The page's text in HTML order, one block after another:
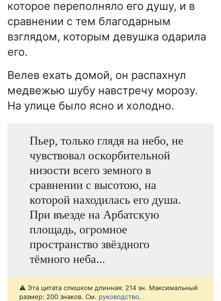
которое переполняло его душу, и в
сравнении с тем благодарным
взглядом, которым девушка одарила
его.
Велев ехать домой, он распахнул
медвежью шубу навстречу морозу.
На улице было ясно и холодно.
Пьер, только глядя на небо, не
чувствовал оскорбительной
низости всего земного в
сравнении с высотою, на
которой находилась его душа.
При въезде на Арбатскую
площадь, огромное
пространство звёздного
тёмного неба...
⚠️ Эта цитата слишком длинная: 214 зн. Максимальный
размер: 200 знаков. См. руководство.